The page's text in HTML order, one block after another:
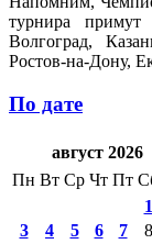
турнира примут
Волгоград,
Ростов-на-Дону,
По дате
август 2026
Пн Вт Ср Чт Пт
1
3
4 5 6 7 8